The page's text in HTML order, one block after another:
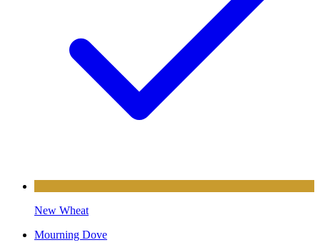
New Wheat
Mourning Dove